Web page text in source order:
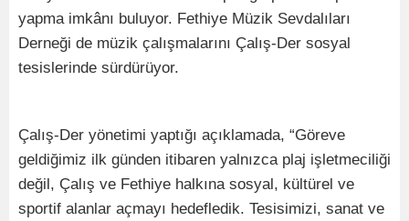
yapma imkânı buluyor. Fethiye Müzik Sevdalıları
Derneği de müzik çalışmalarını Çalış-Der sosyal
tesislerinde sürdürüyor.
Çalış-Der yönetimi yaptığı açıklamada, “Göreve
geldiğimiz ilk günden itibaren yalnızca plaj işletmeciliği
değil, Çalış ve Fethiye halkına sosyal, kültürel ve
sportif alanlar açmayı hedefledik. Tesisimizi, sanat ve